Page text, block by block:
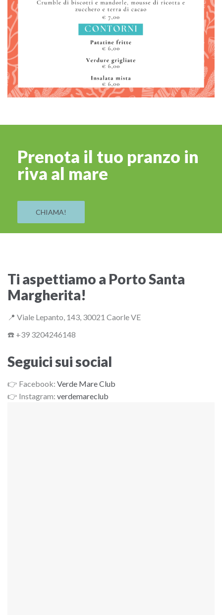
Prenota il tuo pranzo in
riva al mare
CHIAMA!
Ti aspettiamo a Porto Santa
Margherita!
📍 Viale Lepanto, 143, 30021 Caorle VE
☎️ +39 3204246148
Seguici sui social
👉 Facebook: Verde Mare Club
👉 Instagram: verdemareclub